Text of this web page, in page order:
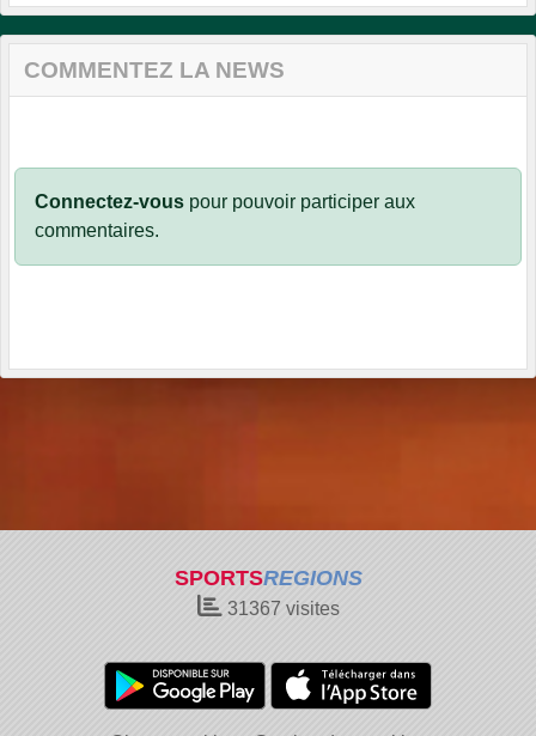
COMMENTEZ LA NEWS
Connectez-vous pour pouvoir participer aux
commentaires.
SPORTSREGIONS
31367 visites